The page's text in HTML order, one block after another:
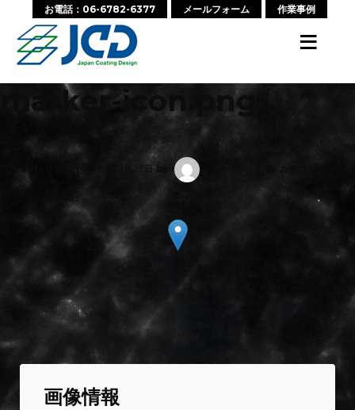
お電話：06-6782-6377 メールフォーム 作業事例
≡
marker-icon.png
Posted on 2019年12月22日
画像情報